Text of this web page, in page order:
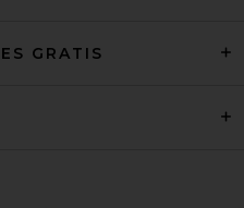
GRATIS